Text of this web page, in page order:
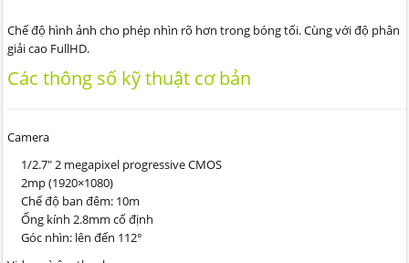
Chế độ hình ảnh cho phép nhìn rõ hơn trong bóng tối. Cùng với độ phân
giải cao FullHD.
Các thông số kỹ thuật cơ bản
Camera
1/2.7″ 2 megapixel progressive CMOS
2mp (1920×1080)
Chế độ ban đêm: 10m
Ống kính 2.8mm cố định
Góc nhìn: lên đến 112°